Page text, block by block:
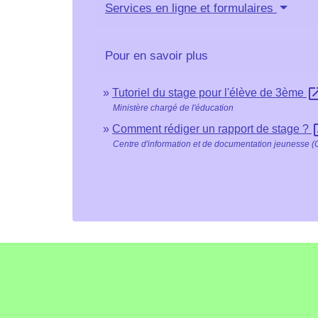
Services en ligne et formulaires
Pour en savoir plus
Tutoriel du stage pour l'élève de 3ème
Ministère chargé de l'éducation
Comment rédiger un rapport de stage ?
Centre d'information et de documentation jeunesse